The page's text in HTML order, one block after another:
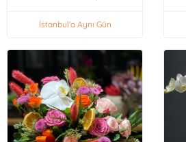
İstanbul'a Aynı Gün